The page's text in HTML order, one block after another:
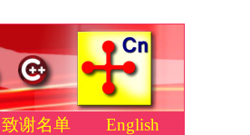
致谢名单 English